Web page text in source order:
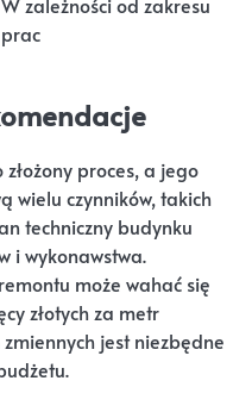
prac
proces, a jego
wielu czynników, takich
techniczny budynku
i wykonawstwa.
może wahać się
złotych za metr
jest niezbędne